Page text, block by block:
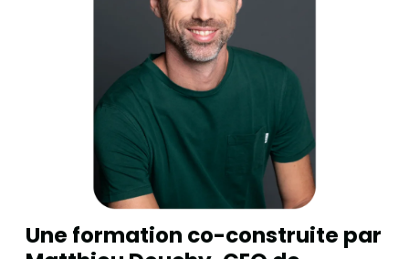
Une formation co-construite par